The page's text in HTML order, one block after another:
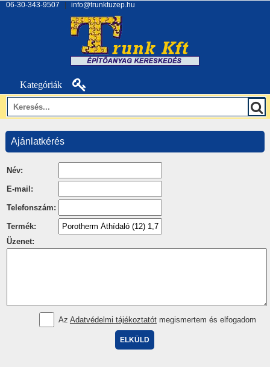
06-30-343-9507 info@trunktuzep.hu
Kategóriák
Ajánlatkérés
Név:
E-mail:
Telefonszám:
Termék:
Üzenet:
Az Adatvédelmi tájékoztatótmegismertem és elfogadom